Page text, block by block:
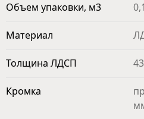
Объем упаковки, м3
Материал
Толщина ЛДСП
Кромка